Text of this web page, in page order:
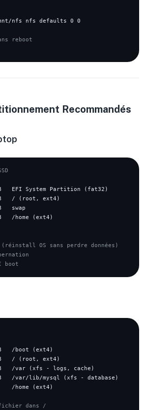
nfs nfs defaults 0 0
reboot
Recommandés
EFI System Partition (fat32)
/ (root, ext4)
swap
/home (ext4)
OS sans perdre données)
boot
/boot (ext4)
/ (root, ext4)
/var (xfs - logs, cache)
/var/lib/mysql (xfs - database)
/home (ext4)
dans /